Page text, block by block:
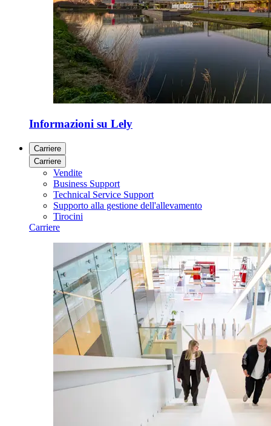
Informazioni su Lely
Carriere
Carriere
Vendite
Business Support
Technical Service Support
Supporto alla gestione dell'allevamento
Tirocini
Carriere